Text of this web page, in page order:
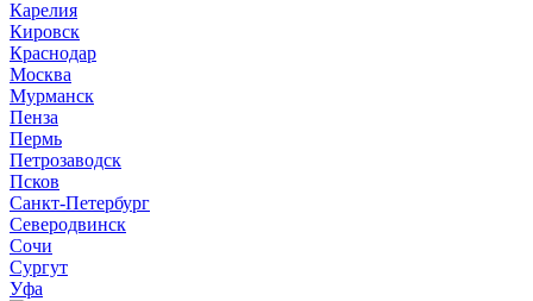
Карелия
Кировск
Краснодар
Москва
Мурманск
Пенза
Пермь
Петрозаводск
Псков
Санкт-Петербург
Северодвинск
Сочи
Сургут
Уфа